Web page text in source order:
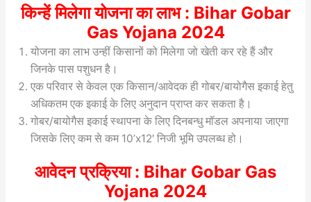
किन्हें मिलेगा योजना का लाभ : Bihar Gobar
Gas Yojana 2024
योजना का लाभ उन्हीं किसानों को मिलेगा जो खेती कर रहे हैं और
जिनके पास पशुधन है।
एक परिवार से केवल एक किसान/आवेदक ही गोबर/बायोगैस इकाई हेतु
अधिकतम एक इकाई के लिए अनुदान प्राप्त कर सकता है।
गोबर/बायोगैस इकाई स्थापना के लिए दिनबन्धु मॉडल अपनाया जाएगा
जिसके लिए कम से कम 10’x12′ निजी भूमि उपलब्ध हो।
आवेदन प्रक्रिया : Bihar Gobar Gas
Yojana 2024